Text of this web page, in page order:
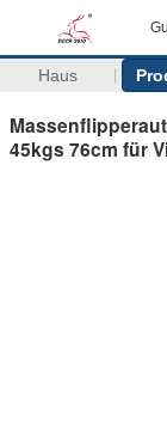
Haus
45kgs 76cm für